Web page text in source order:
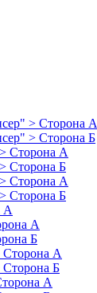
> Сторона А
> Сторона Б
Сторона А
Сторона Б
Сторона А
Сторона Б
А
А
Б
Сторона А
Сторона Б
А